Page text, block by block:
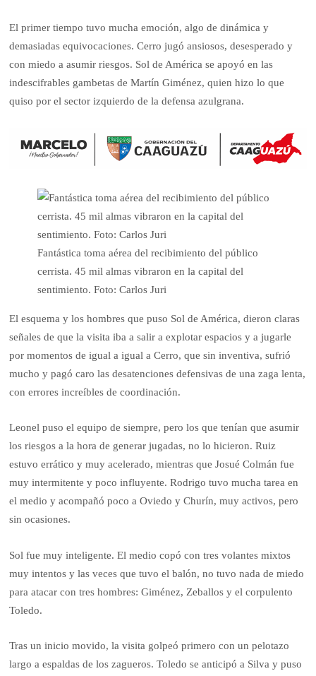
El primer tiempo tuvo mucha emoción, algo de dinámica y
demasiadas equivocaciones. Cerro jugó ansiosos, desesperado y
con miedo a asumir riesgos. Sol de América se apoyó en las
indescifrables gambetas de Martín Giménez, quien hizo lo que
quiso por el sector izquierdo de la defensa azulgrana.
Fantástica toma aérea del recibimiento del público
cerrista. 45 mil almas vibraron en la capital del
sentimiento. Foto: Carlos Juri
El esquema y los hombres que puso Sol de América, dieron claras
señales de que la visita iba a salir a explotar espacios y a jugarle
por momentos de igual a igual a Cerro, que sin inventiva, sufrió
mucho y pagó caro las desatenciones defensivas de una zaga lenta,
con errores increíbles de coordinación.
Leonel puso el equipo de siempre, pero los que tenían que asumir
los riesgos a la hora de generar jugadas, no lo hicieron. Ruiz
estuvo errático y muy acelerado, mientras que Josué Colmán fue
muy intermitente y poco influyente. Rodrigo tuvo mucha tarea en
el medio y acompañó poco a Oviedo y Churín, muy activos, pero
sin ocasiones.
Sol fue muy inteligente. El medio copó con tres volantes mixtos
muy intentos y las veces que tuvo el balón, no tuvo nada de miedo
para atacar con tres hombres: Giménez, Zeballos y el corpulento
Toledo.
Tras un inicio movido, la visita golpeó primero con un pelotazo
largo a espaldas de los zagueros. Toledo se anticipó a Silva y puso